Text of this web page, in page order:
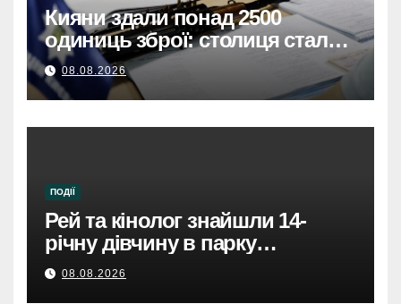
Кияни здали понад 2500
одиниць зброї: столиця стала
безпечнішою
08.08.2026
ПОДІЇ
Рей та кінолог знайшли 14-
річну дівчину в парку
Святошинського району.
08.08.2026